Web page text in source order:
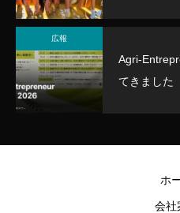
広報
Agri-
てきました
ホ
会社